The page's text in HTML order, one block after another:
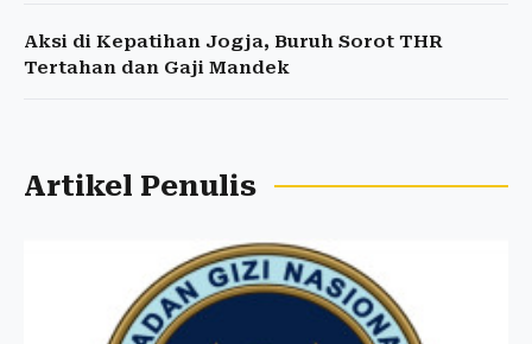
Aksi di Kepatihan Jogja, Buruh Sorot THR
Tertahan dan Gaji Mandek
Artikel Penulis